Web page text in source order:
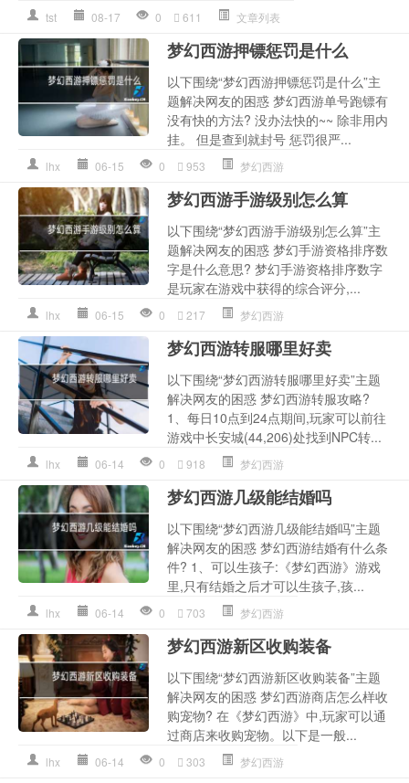
tst 08-17 0 611 文章列表
梦幻西游押镖惩罚是什么
以下围绕“梦幻西游押镖惩罚是什么”主
题解决网友的困惑 梦幻西游单号跑镖有
没有快的方法? 没办法快的~~ 除非用内
挂。 但是查到就封号 惩罚很严...
lhx 06-15 0 953 梦幻西游
梦幻西游手游级别怎么算
以下围绕“梦幻西游手游级别怎么算”主
题解决网友的困惑 梦幻手游资格排序数
字是什么意思? 梦幻手游资格排序数字
是玩家在游戏中获得的综合评分,...
lhx 06-15 0 217 梦幻西游
梦幻西游转服哪里好卖
以下围绕“梦幻西游转服哪里好卖”主题
解决网友的困惑 梦幻西游转服攻略?
1、每日10点到24点期间,玩家可以前往
游戏中长安城(44,206)处找到NPC转...
lhx 06-14 0 918 梦幻西游
梦幻西游几级能结婚吗
以下围绕“梦幻西游几级能结婚吗”主题
解决网友的困惑 梦幻西游结婚有什么条
件? 1、可以生孩子:《梦幻西游》游戏
里,只有结婚之后才可以生孩子,孩...
lhx 06-14 0 703 梦幻西游
梦幻西游新区收购装备
以下围绕“梦幻西游新区收购装备”主题
解决网友的困惑 梦幻西游商店怎么样收
购宠物? 在《梦幻西游》中,玩家可以通
过商店来收购宠物。以下是一般...
lhx 06-14 0 303 梦幻西游